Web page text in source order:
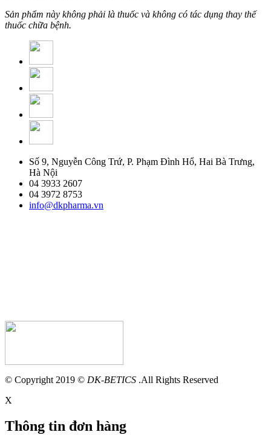
Sản phẩm này không phải là thuốc và không có tác dụng thay thế
thuốc chữa bệnh.
Số 9, Nguyễn Công Trứ, P. Phạm Đình Hổ, Hai Bà Trưng,
Hà Nội
04 3933 2607
04 3972 8753
info@dkpharma.vn
© Copyright 2019 © DK-BETICS .All Rights Reserved
X
Thông tin đơn hàng